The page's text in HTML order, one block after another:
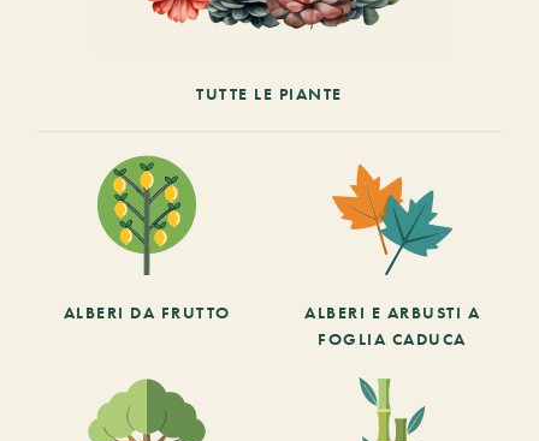
TUTTE LE PIANTE
ALBERI DA FRUTTO
ALBERI E ARBUSTI A
FOGLIA CADUCA